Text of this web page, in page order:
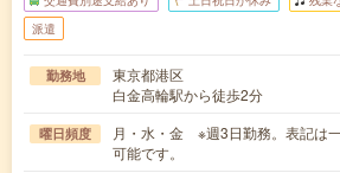
派遣
勤務地
東京都港区
白金高輪駅から徒歩2分
曜日頻度
月・水・金 ※週3日勤務。表記は
可能です。